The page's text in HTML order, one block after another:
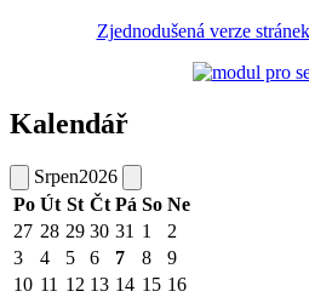
Zjednodušená verze
Kalendář
Srpen2026
Po Út St Čt Pá So Ne
27 28 29 30 31 1
2
3
4 5 6 7 8
9
10 11 12 13 14 15 16